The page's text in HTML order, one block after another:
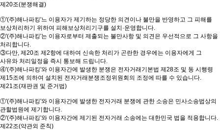
제20조(분쟁해결)
①'(주)해나파킹'느 이용자가 제기하는 정당한 의견이나 불만을 반영하고 그 피해를
보상처리하기 위하여 피해보상처리기구를 설치·운영합니다.
②'(주)해나파킹'는 이용자로부터 제출되는 불만사항 및 의견은 우선적으로 그 사항을
처리합니다.
③다만, 제20조 제2항에 대하여 신속한 처리가 곤란한 경우에는 이용자에게 그
사유와 처리일정을 즉시 통보해 드립니다.
④'(주)해나파킹'와 이용자간에 발생한 분쟁은 전자거래기본법 제28조 및 동 시행령
제15조에 의하여 설치된 전자거래분쟁조정위원회의 조정에 따를 수 있습니다.
제21조(재판권 및 준거법)
①'(주)해나파킹'와 이용자간에 발생한 전자거래 분쟁에 관한 소송은 민사소송법상의
관할법원에 제기합니다.
②'(주)해나파킹'와 이용자간에 제기된 전자거래 소송에는 대한민국 법을 적용합니다.
제22조(약관외 준칙)